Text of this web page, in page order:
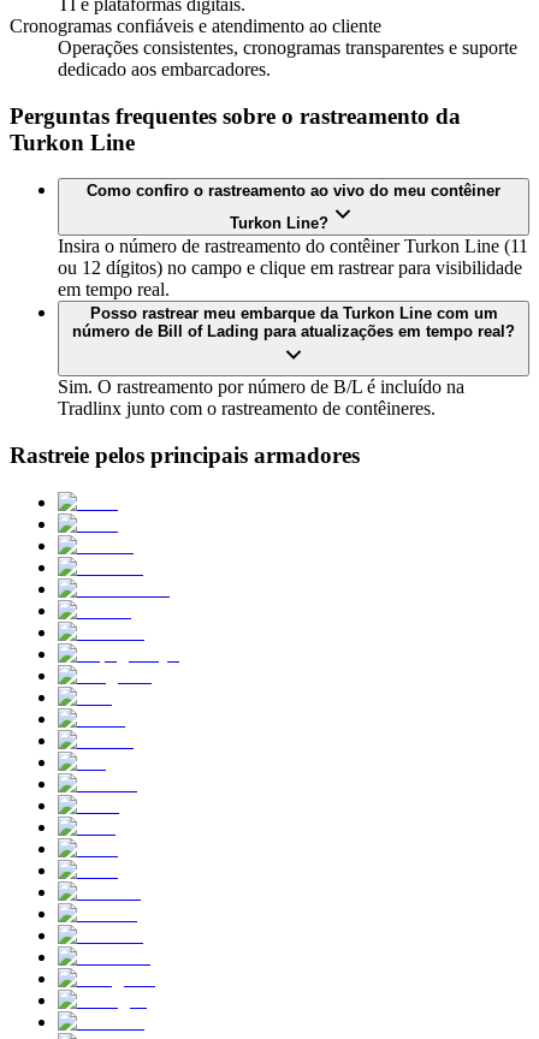
TI e plataformas digitais.
Cronogramas confiáveis e atendimento ao cliente
Operações consistentes, cronogramas transparentes e suporte
dedicado aos embarcadores.
Perguntas frequentes sobre o rastreamento da
Turkon Line
Como confiro o rastreamento ao vivo do meu contêiner
Turkon Line?
Insira o número de rastreamento do contêiner Turkon Line (11
ou 12 dígitos) no campo e clique em rastrear para visibilidade
em tempo real.
Posso rastrear meu embarque da Turkon Line com um
número de Bill of Lading para atualizações em tempo real?
Sim. O rastreamento por número de B/L é incluído na
Tradlinx junto com o rastreamento de contêineres.
Rastreie pelos principais armadores